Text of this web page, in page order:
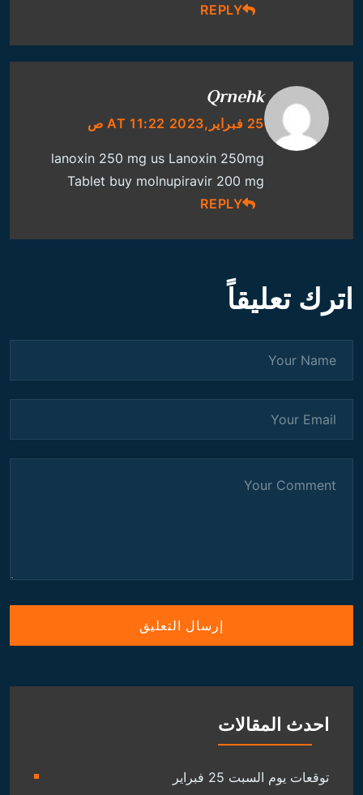
REPLY
Qrnehk
25 فبراير,2023 AT 11:22 ص
lanoxin 250 mg us Lanoxin 250mg
Tablet buy molnupiravir 200 mg
REPLY
اترك تعليقاً
احدث المقالات
توقعات يوم السبت 25 فبراير